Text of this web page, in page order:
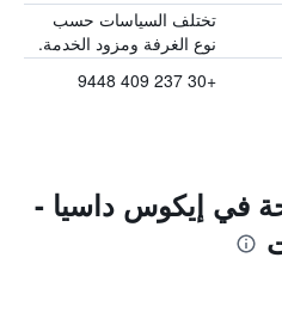
تختلف السياسات حسب
نوع الغرفة ومزود الخدمة.
+30 237 409 9448
في إيكوس داسيا -